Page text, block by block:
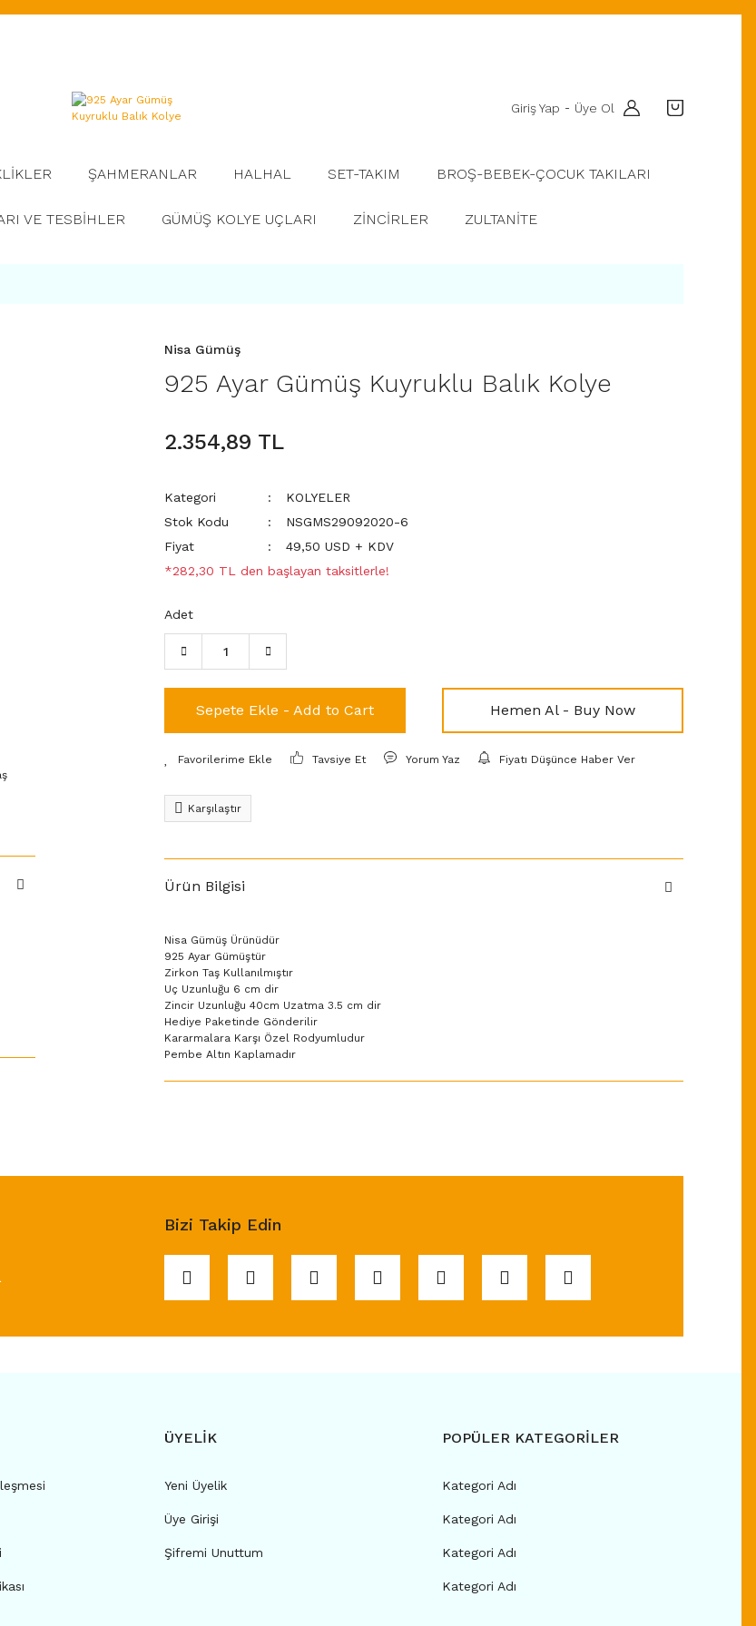
Giriş Yap - Üye Ol
ŞAHMERANLAR HALHAL SET-TAKIM BROŞ-BEBEK-ÇOCUK TAKILARI
VE TESBİHLER GÜMÜŞ KOLYE UÇLARI ZİNCİRLER ZULTANİTE
Nisa Gümüş
925 Ayar Gümüş Kuyruklu Balık Kolye
2.354,89 TL
Kategori
KOLYELER
Stok Kodu
NSGMS29092020-6
Fiyat
49,50 USD + KDV
*282,30 TL den başlayan taksitlerle!
Adet
Sepete Ekle - Add to Cart Hemen Al - Buy Now
Tavsiye Et Yorum Yaz Fiyatı Düşünce Haber Ver
Karşılaştır
Ürün Bilgisi
Nisa Gümüş Ürünüdür
925 Ayar Gümüştür
Zirkon Taş Kullanılmıştır
Uç Uzunluğu 6 cm dir
Zincir Uzunluğu 40cm Uzatma 3.5 cm dir
Hediye Paketinde Gönderilir
Kararmalara Karşı Özel Rodyumludur
Pembe Altın Kaplamadır
Bizi Takip Edin
ÜYELİK
Yeni Üyelik
Üye Girişi
Şifremi Unuttum
POPÜLER KATEGORİLER
Kategori Adı
Kategori Adı
Kategori Adı
Kategori Adı